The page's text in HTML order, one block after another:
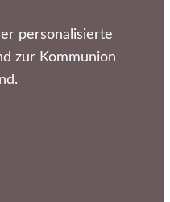
personalisierte
zur Kommunion